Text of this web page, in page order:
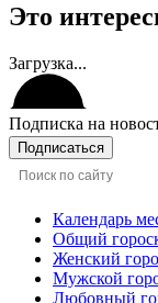
Это
Загрузка...
Подписка на
Подписаться
Календарь
Общий
Женский
Мужской
Любовный